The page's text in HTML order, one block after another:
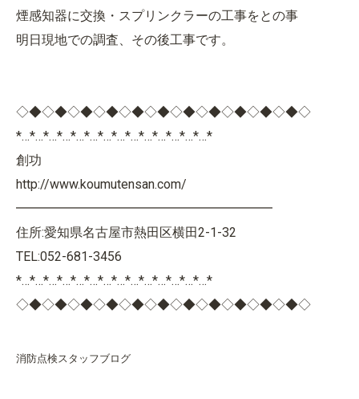
煙感知器に交換・スプリンクラーの工事をとの事
明日現地での調査、その後工事です。
◇◆◇◆◇◆◇◆◇◆◇◆◇◆◇◆◇◆◇◆◇◆◇
*…*…*…*…*…*…*…*…*…*…*…*…*…*…*
創功
http://www.koumutensan.com/
━━━━━━━━━━━━━━━━━━━━
住所:愛知県名古屋市熱田区横田2-1-32
TEL:052-681-3456
*…*…*…*…*…*…*…*…*…*…*…*…*…*…*
◇◆◇◆◇◆◇◆◇◆◇◆◇◆◇◆◇◆◇◆◇◆◇
消防点検スタッフブログ